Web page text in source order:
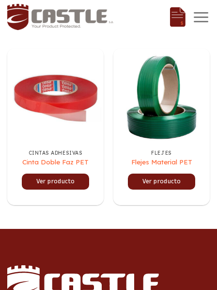
Saltar
contenido
CINTAS ADHESIVAS
Cinta Doble Faz PET
Ver producto
FLEJES
Flejes Material PET
Ver producto